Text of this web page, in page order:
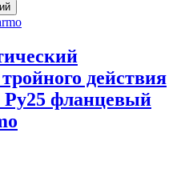
действия
Ру25 фланцевый